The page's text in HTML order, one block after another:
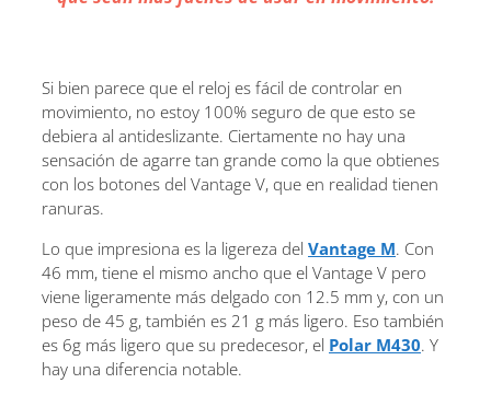
Si bien parece que el reloj es fácil de controlar en
movimiento, no estoy 100% seguro de que esto se
debiera al antideslizante. Ciertamente no hay una
sensación de agarre tan grande como la que obtienes
con los botones del Vantage V, que en realidad tienen
ranuras.
Lo que impresiona es la ligereza del Vantage M. Con
46 mm, tiene el mismo ancho que el Vantage V pero
viene ligeramente más delgado con 12.5 mm y, con un
peso de 45 g, también es 21 g más ligero. Eso también
es 6g más ligero que su predecesor, el Polar M430. Y
hay una diferencia notable.